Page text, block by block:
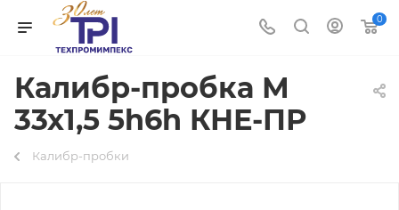
0
Калибр-пробка М
33х1,5 5h6h КНЕ-ПР
Калибр-пробки